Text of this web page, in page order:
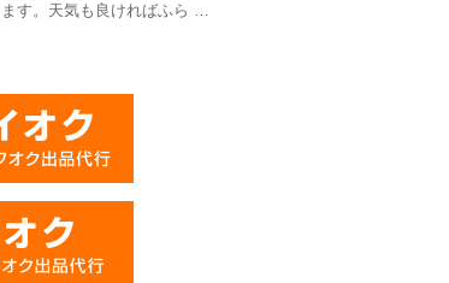
ます。天気も良ければふら …